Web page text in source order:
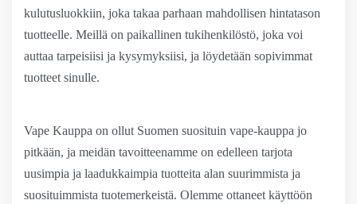
kulutusluokkiin, joka takaa parhaan mahdollisen hintatason
tuotteelle. Meillä on paikallinen tukihenkilöstö, joka voi
auttaa tarpeisiisi ja kysymyksiisi, ja löydetään sopivimmat
tuotteet sinulle.
Vape Kauppa on ollut Suomen suosituin vape-kauppa jo
pitkään, ja meidän tavoitteenamme on edelleen tarjota
uusimpia ja laadukkaimpia tuotteita alan suurimmista ja
suosituimmista tuotemerkeistä. Olemme ottaneet käyttöön